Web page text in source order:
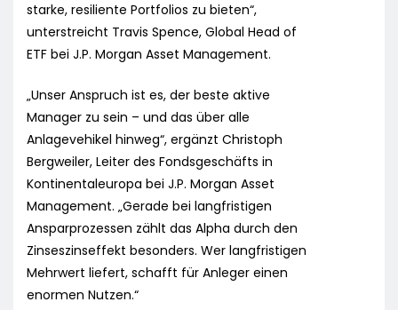
starke, resiliente Portfolios zu bieten“,
unterstreicht Travis Spence, Global Head of
ETF bei J.P. Morgan Asset Management.
„Unser Anspruch ist es, der beste aktive
Manager zu sein – und das über alle
Anlagevehikel hinweg“, ergänzt Christoph
Bergweiler, Leiter des Fondsgeschäfts in
Kontinentaleuropa bei J.P. Morgan Asset
Management. „Gerade bei langfristigen
Ansparprozessen zählt das Alpha durch den
Zinseszinseffekt besonders. Wer langfristigen
Mehrwert liefert, schafft für Anleger einen
enormen Nutzen.“